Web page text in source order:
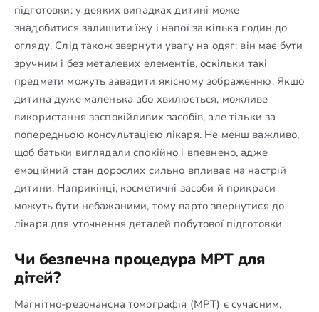
підготовки: у деяких випадках дитині може
знадобитися залишити їжу і напої за кілька годин до
огляду. Слід також звернути увагу на одяг: він має бути
зручним і без металевих елементів, оскільки такі
предмети можуть завадити якісному зображенню. Якщо
дитина дуже маленька або хвилюється, можливе
використання заспокійливих засобів, але тільки за
попередньою консультацією лікаря. Не менш важливо,
щоб батьки виглядали спокійно і впевнено, адже
емоційний стан дорослих сильно впливає на настрій
дитини. Наприкінці, косметичні засоби й прикраси
можуть бути небажаними, тому варто звернутися до
лікаря для уточнення деталей побутової підготовки.
Чи безпечна процедура МРТ для
дітей?
Магнітно-резонансна томографія (МРТ) є сучасним,